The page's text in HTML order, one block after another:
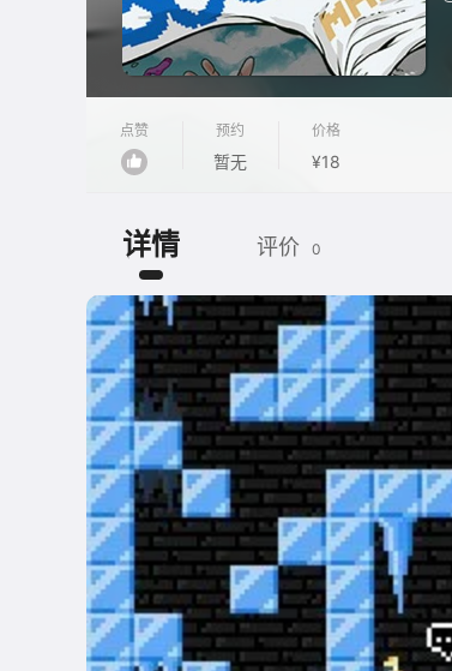
点赞 预约
暂无
价格
¥18
详情 评价 0